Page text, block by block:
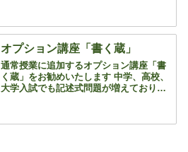
す たまるルールはたくさんありま
す 例えば、毎日ログイ...
オプション講座「書く蔵」
通常授業に追加するオプション講座「書
く蔵」をお勧めいたします 中学、高校、
大学入試でも記述式問題が増えており、
方を守って書けば10点以上は固くとれま